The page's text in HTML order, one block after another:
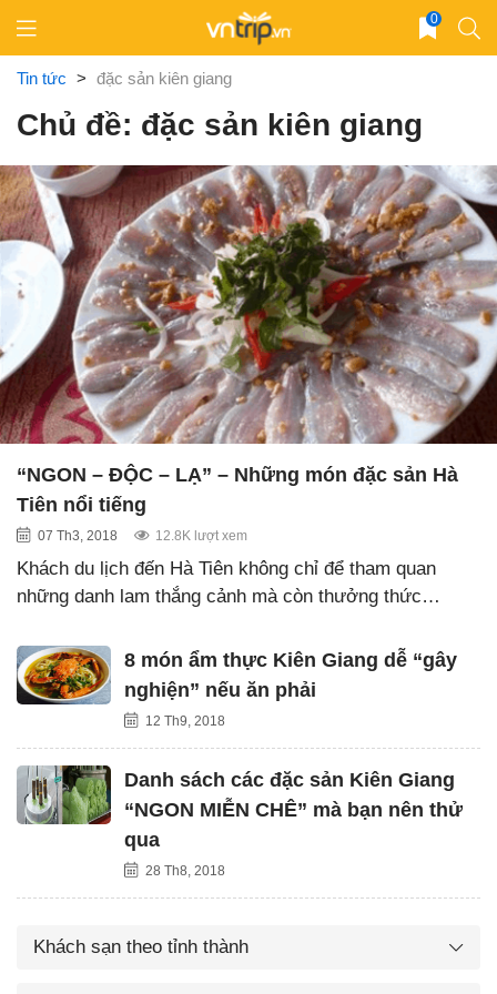
content
0
Tin tức > đặc sản kiên giang
Chủ đề: đặc sản kiên giang
“NGON – ĐỘC – LẠ” – Những món đặc sản Hà
Tiên nổi tiếng
07 Th3, 2018 12.8K lượt xem
Khách du lịch đến Hà Tiên không chỉ để tham quan
những danh lam thắng cảnh mà còn thưởng thức…
8 món ẩm thực Kiên Giang dễ “gây
nghiện” nếu ăn phải
12 Th9, 2018
Danh sách các đặc sản Kiên Giang
“NGON MIỄN CHÊ” mà bạn nên thử
qua
28 Th8, 2018
Khách sạn theo tỉnh thành